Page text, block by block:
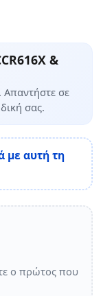
&
σε
σας.
με αυτή τη
ο πρώτος που